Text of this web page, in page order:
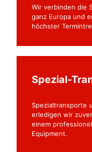
Wir verbinden die
ganz Europa und
höchster
Spezial-
Spezialtransporte
erledigen wir
einem
Equipment.